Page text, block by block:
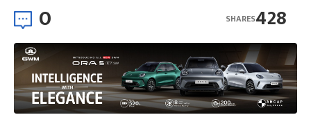
0 428
SHARES